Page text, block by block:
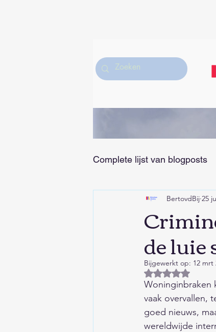
Complete lijst van blogposts
Hobby/Muziek/Sport en
Huis/Tuin/Keuken
Columns/Opinie/Humor
Financieel Kind/
de luie
BertovdBij 25
Bijgewerkt op: 12 mrt
Beoordeeld
Woninginbraken
vaak overvallen,
goed nieuws,
wereldwijde